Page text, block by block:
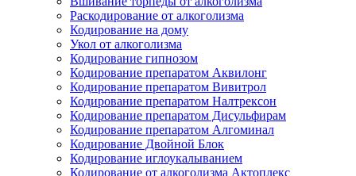
Раскодирование от алкоголизма
Кодирование на дому
Укол от алкоголизма
Кодирование гипнозом
Кодирование препаратом Аквилонг
Кодирование препаратом Вивитрол
Кодирование препаратом Налтрексон
Кодирование препаратом Дисульфирам
Кодирование препаратом Алгоминал
Кодирование Двойной Блок
Кодирование иглоукалыванием
Кодирование от алкоголизма Актоплекс